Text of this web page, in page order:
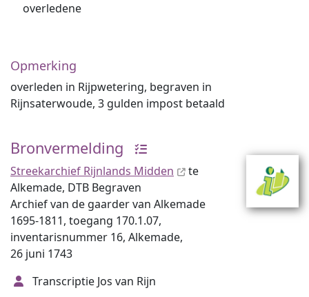
overledene
Opmerking
overleden in Rijpwetering, begraven in
Rijnsaterwoude, 3 gulden impost betaald
Bronvermelding
Streekarchief Rijnlands Midden
te
Alkemade, DTB Begraven
Archief van de gaarder van Alkemade
1695-1811, toegang 170.1.07,
inventarisnummer 16, Alkemade,
26 juni 1743
Transcriptie Jos van Rijn